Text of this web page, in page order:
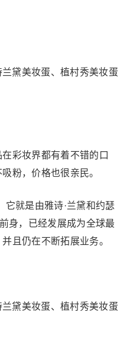
彩妆界都有着不错的口
粉，价格也很亲民。
它就是由雅诗·兰黛和约瑟
身，已经发展成为全球最
且仍在不断拓展业务。